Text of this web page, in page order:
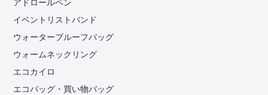
アドロールペン
イベントリストバンド
ウォータープルーフバッグ
ウォームネックリング
エコカイロ
エコバッグ・買い物バッグ